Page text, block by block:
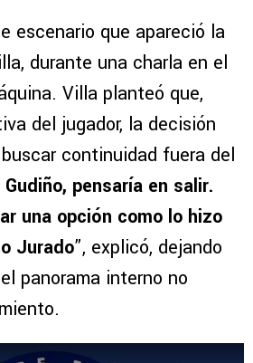
escenario que apareció la
durante una charla en el
Villa planteó que,
del jugador, la decisión
continuidad fuera del
pensaría en salir.
una opción como lo hizo
Jurado”, explicó, dejando
panorama interno no